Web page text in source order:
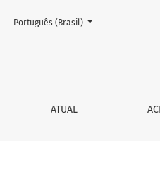
Competência Cultural e
ATUAL
Mudar o idioma. O atual é:
Português (Brasil)